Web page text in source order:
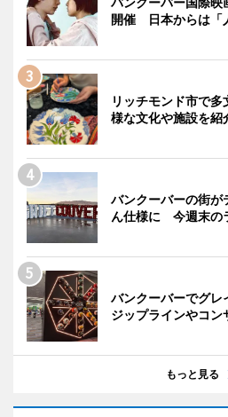
開催 日本からは「
リッチモンド市で
様な文化や施設を紹
バンクーバーの街が
ん仕様に 今週末の
バンクーバーでグ
ジップラインやコン
もっと見る